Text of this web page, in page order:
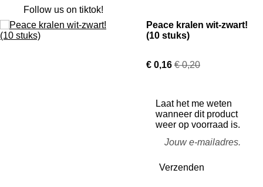
Follow us on tiktok!
Peace kralen wit-zwart!
(10 stuks)
€ 0,16 € 0,20
Laat het me weten
wanneer dit product
weer op voorraad is.
Verzenden